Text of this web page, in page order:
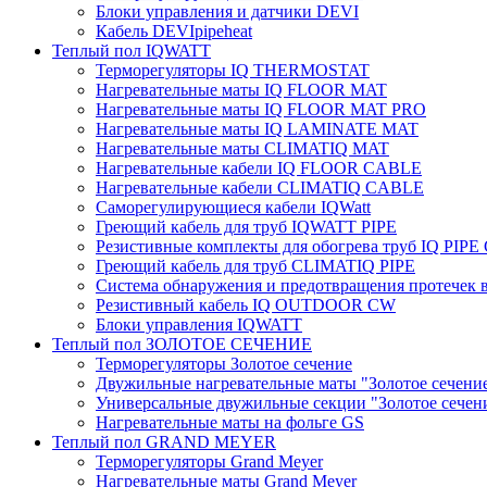
Блоки управления и датчики DEVI
Кабель DEVIpipeheat
Теплый пол IQWATT
Терморегуляторы IQ THERMOSTAT
Нагревательные маты IQ FLOOR MAT
Нагревательные маты IQ FLOOR MAT PRO
Нагревательные маты IQ LAMINATE MAT
Нагревательные маты CLIMATIQ MAT
Нагревательные кабели IQ FLOOR CABLE
Нагревательные кабели CLIMATIQ CABLE
Саморегулирующиеся кабели IQWatt
Греющий кабель для труб IQWATT PIPE
Резистивные комплекты для обогрева труб IQ PIPE
Греющий кабель для труб CLIMATIQ PIPE
Система обнаружения и предотвращения протечек
Резистивный кабель IQ OUTDOOR CW
Блоки управления IQWATT
Теплый пол ЗОЛОТОЕ СЕЧЕНИЕ
Терморегуляторы Золотое сечение
Двужильные нагревательные маты "Золотое
Универсальные двужильные секции "Золотое
Нагревательные маты на фольге GS
Теплый пол GRAND MEYER
Терморегуляторы Grand Meyer
Нагревательные маты Grand Meyer